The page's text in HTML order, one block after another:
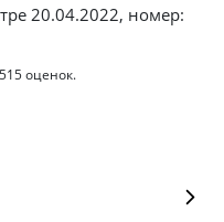
20.04.2022, номер:
515оценок.